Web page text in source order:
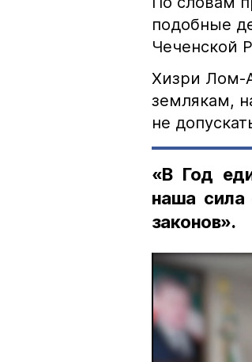
подобные
Чеченской
Хизри Лом-
землякам,
не
«В Год
наша сила
законов».